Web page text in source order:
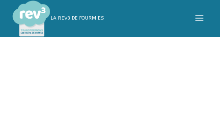
LA REV3 DE FOURMIES